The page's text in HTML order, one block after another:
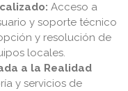
Acceso a
y soporte técnico
y resolución de
locales.
a la Realidad
y servicios de